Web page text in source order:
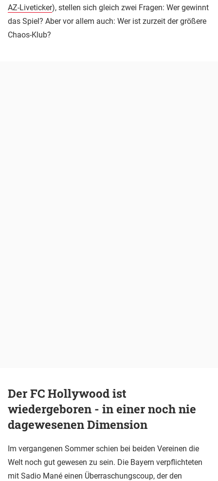
AZ-Liveticker), stellen sich gleich zwei Fragen: Wer gewinnt
das Spiel? Aber vor allem auch: Wer ist zurzeit der größere
Chaos-Klub?
Der FC Hollywood ist
wiedergeboren - in einer noch nie
dagewesenen Dimension
Im vergangenen Sommer schien bei beiden Vereinen die
Welt noch gut gewesen zu sein. Die Bayern verpflichteten
mit Sadio Mané einen Überraschungscoup, der den